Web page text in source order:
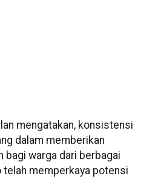
mengatakan, konsistensi
dalam memberikan
bagi warga dari berbagai
telah memperkaya potensi